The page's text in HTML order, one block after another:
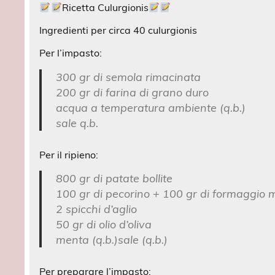
Ricetta Culurgionis
Ingredienti per circa 40 culurgionis
Per l’impasto:
300 gr di semola rimacinata
200 gr di farina di grano duro
acqua a temperatura ambiente (q.b.)
sale q.b.
Per il ripieno:
800 gr di patate bollite
100 gr di pecorino + 100 gr di formaggio
2 spicchi d’aglio
50 gr di olio d’oliva
menta (q.b.)sale (q.b.)
Per preparare l’impasto: